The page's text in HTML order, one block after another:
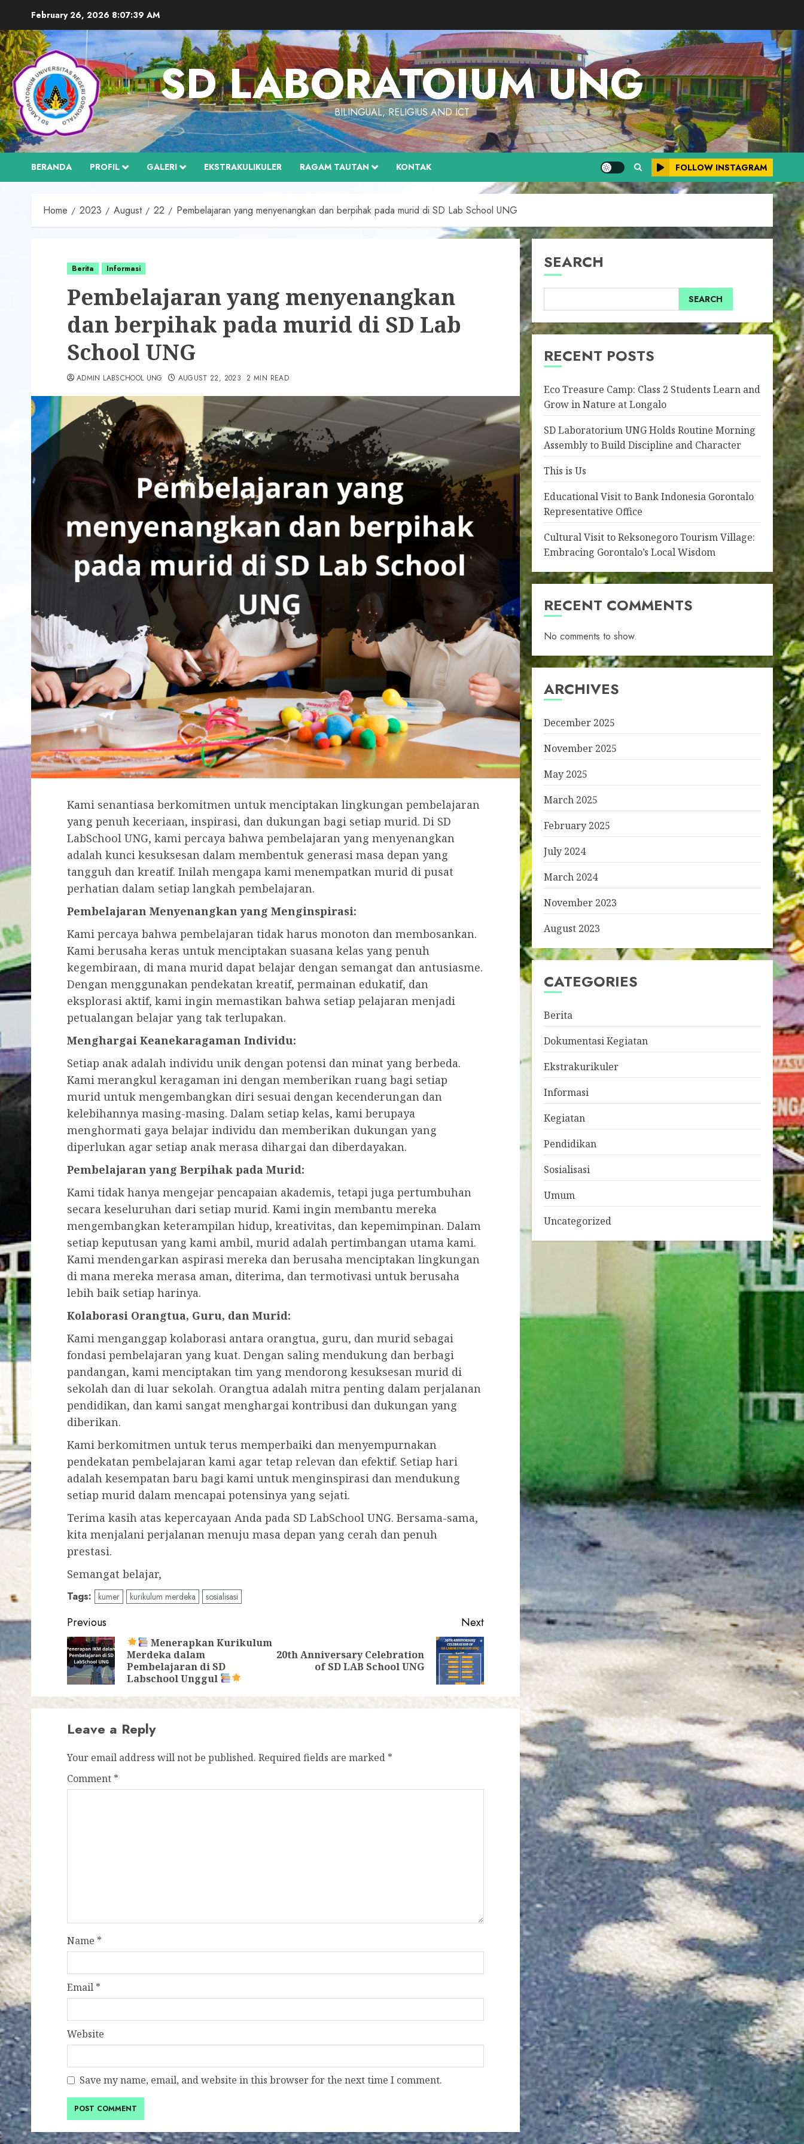
content
February 26, 2026 8:07:41 AM
SD LABORATOIUM UNG
BILINGUAL, RELIGIUS AND ICT
BERANDA PROFIL GALERI EKSTRAKULIKULER RAGAM TAUTAN KONTAK FOLLOW INSTAGRAM
Home 2023 August 22 Pembelajaran yang menyenangkan dan berpihak pada murid di SD Lab School UNG
Berita Informasi
Pembelajaran yang menyenangkan
dan berpihak pada murid di SD Lab
School UNG
ADMIN LABSCHOOL UNG AUGUST 22, 2023 2 MIN READ
Kami senantiasa berkomitmen untuk menciptakan lingkungan pembelajaran
yang penuh keceriaan, inspirasi, dan dukungan bagi setiap murid. Di SD
LabSchool UNG, kami percaya bahwa pembelajaran yang menyenangkan
adalah kunci kesuksesan dalam membentuk generasi masa depan yang
tangguh dan kreatif. Inilah mengapa kami menempatkan murid di pusat
perhatian dalam setiap langkah pembelajaran.
Pembelajaran Menyenangkan yang Menginspirasi:
Kami percaya bahwa pembelajaran tidak harus monoton dan membosankan.
Kami berusaha keras untuk menciptakan suasana kelas yang penuh
kegembiraan, di mana murid dapat belajar dengan semangat dan antusiasme.
Dengan menggunakan pendekatan kreatif, permainan edukatif, dan
eksplorasi aktif, kami ingin memastikan bahwa setiap pelajaran menjadi
petualangan belajar yang tak terlupakan.
Menghargai Keanekaragaman Individu:
Setiap anak adalah individu unik dengan potensi dan minat yang berbeda.
Kami merangkul keragaman ini dengan memberikan ruang bagi setiap
murid untuk mengembangkan diri sesuai dengan kecenderungan dan
kelebihannya masing-masing. Dalam setiap kelas, kami berupaya
menghormati gaya belajar individu dan memberikan dukungan yang
diperlukan agar setiap anak merasa dihargai dan diberdayakan.
Pembelajaran yang Berpihak pada Murid:
Kami tidak hanya mengejar pencapaian akademis, tetapi juga pertumbuhan
secara keseluruhan dari setiap murid. Kami ingin membantu mereka
mengembangkan keterampilan hidup, kreativitas, dan kepemimpinan. Dalam
setiap keputusan yang kami ambil, murid adalah pertimbangan utama kami.
Kami mendengarkan aspirasi mereka dan berusaha menciptakan lingkungan
di mana mereka merasa aman, diterima, dan termotivasi untuk berusaha
lebih baik setiap harinya.
Kolaborasi Orangtua, Guru, dan Murid:
Kami menganggap kolaborasi antara orangtua, guru, dan murid sebagai
fondasi pembelajaran yang kuat. Dengan saling mendukung dan berbagi
pandangan, kami menciptakan tim yang mendorong kesuksesan murid di
sekolah dan di luar sekolah. Orangtua adalah mitra penting dalam perjalanan
pendidikan, dan kami sangat menghargai kontribusi dan dukungan yang
diberikan.
Kami berkomitmen untuk terus memperbaiki dan menyempurnakan
pendekatan pembelajaran kami agar tetap relevan dan efektif. Setiap hari
adalah kesempatan baru bagi kami untuk menginspirasi dan mendukung
setiap murid dalam mencapai potensinya yang sejati.
Terima kasih atas kepercayaan Anda pada SD LabSchool UNG. Bersama-sama,
kita menjalani perjalanan menuju masa depan yang cerah dan penuh
prestasi.
Semangat belajar,
Tags: kumer kurikulum merdeka sosialisasi
Post
navigation
Previous
Previous
Menerapkan Kurikulum
Merdeka dalam
Pembelajaran di SD
Labschool Unggul
Next
Next
20th Anniversary Celebration
of SD LAB School UNG
Leave a Reply
Your email address will not be published. Required fields are marked *
Comment *
Name *
Email *
Website
Save my name, email, and website in this browser for the next time I comment.
SEARCH
SEARCH
RECENT POSTS
Eco Treasure Camp: Class 2 Students Learn and
Grow in Nature at Longalo
SD Laboratorium UNG Holds Routine Morning
Assembly to Build Discipline and Character
This is Us
Educational Visit to Bank Indonesia Gorontalo
Representative Office
Cultural Visit to Reksonegoro Tourism Village:
Embracing Gorontalo’s Local Wisdom
RECENT COMMENTS
No comments to show.
ARCHIVES
December 2025
November 2025
May 2025
March 2025
February 2025
July 2024
March 2024
November 2023
August 2023
CATEGORIES
Berita
Dokumentasi Kegiatan
Ekstrakurikuler
Informasi
Kegiatan
Pendidikan
Sosialisasi
Umum
Uncategorized